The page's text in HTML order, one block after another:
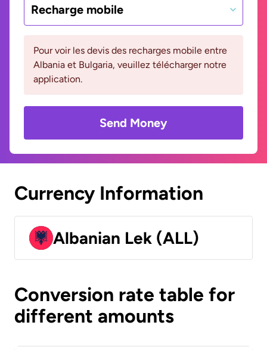
Recharge mobile
Pour voir les devis des recharges mobile entre
Albania et Bulgaria, veuillez télécharger notre
application.
Send Money
Currency Information
Albanian Lek (ALL)
Conversion rate table for
different amounts